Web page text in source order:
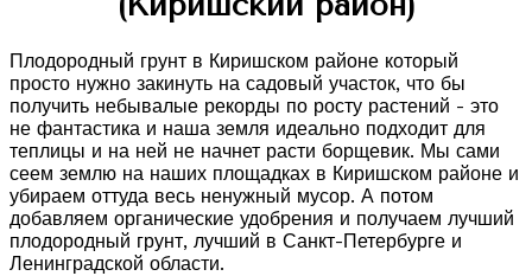
Плодородный грунт в Киришском районе который
просто нужно закинуть на садовый участок, что бы
получить небывалые рекорды по росту растений - это
не фантастика и наша земля идеально подходит для
теплицы и на ней не начнет расти борщевик. Мы сами
сеем землю на наших площадках в Киришском районе и
убираем оттуда весь ненужный мусор. А потом
добавляем органические удобрения и получаем лучший
плодородный грунт, лучший в Санкт-Петербурге и
Ленинградской области.